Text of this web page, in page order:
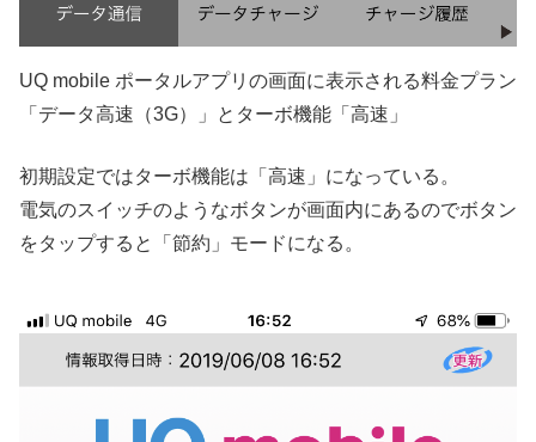
UQ mobile ポータルアプリの画面に表示される料金プラン
「データ高速（3G）」とターボ機能「高速」
初期設定ではターボ機能は「高速」になっている。
電気のスイッチのようなボタンが画面内にあるのでボタン
をタップすると「節約」モードになる。